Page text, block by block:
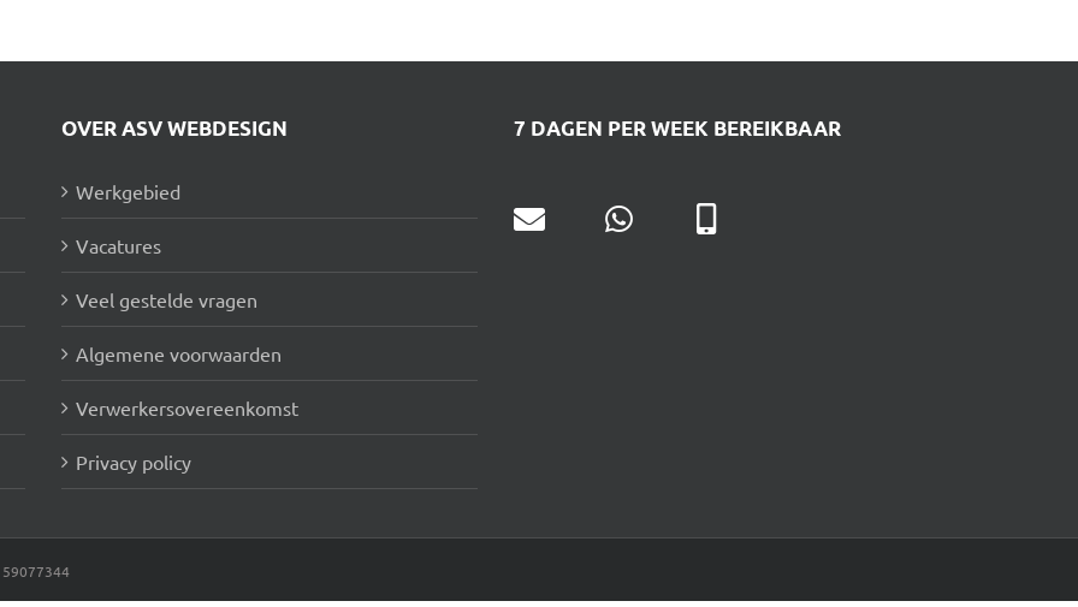
OVER ASV WEBDESIGN
Werkgebied
Vacatures
Veel gestelde vragen
Algemene voorwaarden
Verwerkersovereenkomst
Privacy policy
7 DAGEN PER WEEK BEREIKBAAR